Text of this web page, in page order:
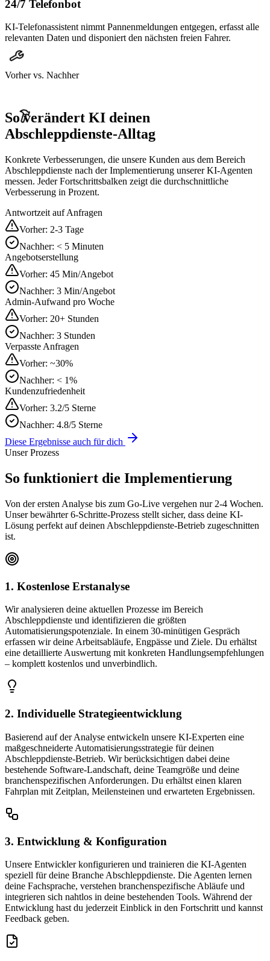
24/7 Telefonbot
KI-Telefonassistent nimmt Pannenmeldungen entgegen, erfasst alle
relevanten Daten und disponiert den nächsten freien Fahrer.
Vorher vs. Nachher
So verändert KI deinen
Abschleppdienste-Alltag
Konkrete Verbesserungen, die unsere Kunden aus dem Bereich
Abschleppdienste nach der Implementierung unserer KI-Agenten
messen. Jeder Fortschrittsbalken zeigt die durchschnittliche
Verbesserung in Prozent.
Antwortzeit auf Anfragen
Vorher: 2-3 Tage
Nachher: < 5 Minuten
Angebotserstellung
Vorher: 45 Min/Angebot
Nachher: 3 Min/Angebot
Admin-Aufwand pro Woche
Vorher: 20+ Stunden
Nachher: 3 Stunden
Verpasste Anfragen
Vorher: ~30%
Nachher: < 1%
Kundenzufriedenheit
Vorher: 3.2/5 Sterne
Nachher: 4.8/5 Sterne
Diese Ergebnisse auch für dich
Unser Prozess
So funktioniert die Implementierung
Von der ersten Analyse bis zum Go-Live vergehen nur 2-4 Wochen.
Unser bewährter 6-Schritte-Prozess stellt sicher, dass deine KI-
Lösung perfekt auf deinen Abschleppdienste-Betrieb zugeschnitten
ist.
1. Kostenlose Erstanalyse
Wir analysieren deine aktuellen Prozesse im Bereich
Abschleppdienste und identifizieren die größten
Automatisierungspotenziale. In einem 30-minütigen Gespräch
erfassen wir deine Arbeitsabläufe, Engpässe und Ziele. Du erhältst
eine detaillierte Auswertung mit konkreten Handlungsempfehlungen
– komplett kostenlos und unverbindlich.
2. Individuelle Strategieentwicklung
Basierend auf der Analyse entwickeln unsere KI-Experten eine
maßgeschneiderte Automatisierungsstrategie für deinen
Abschleppdienste-Betrieb. Wir berücksichtigen dabei deine
bestehende Software-Landschaft, deine Teamgröße und deine
branchenspezifischen Anforderungen. Du erhältst einen klaren
Fahrplan mit Zeitplan, Meilensteinen und erwarteten Ergebnissen.
3. Entwicklung & Konfiguration
Unsere Entwickler konfigurieren und trainieren die KI-Agenten
speziell für deine Branche Abschleppdienste. Die Agenten lernen
deine Fachsprache, verstehen branchenspezifische Abläufe und
integrieren sich nahtlos in deine bestehenden Tools. Während der
Entwicklung hast du jederzeit Einblick in den Fortschritt und kannst
Feedback geben.